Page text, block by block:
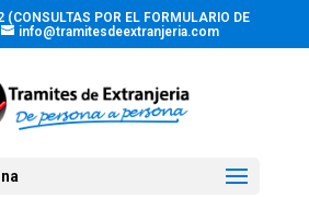
POR EL FORMULARIO DE
info@tramitesdeextranjeria.com